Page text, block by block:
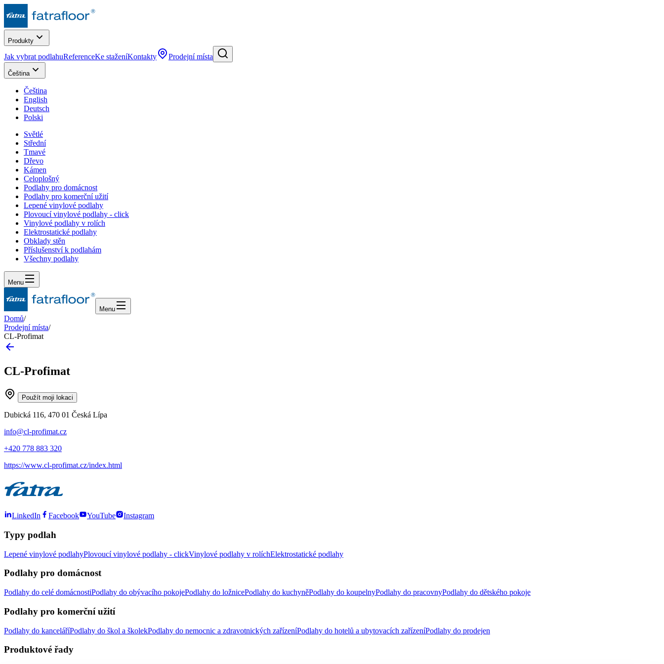
Produkty
Jak vybrat podlahuReferenceKe staženíKontakty Prodejní místa
Čeština
Čeština
English
Deutsch
Polski
Světlé
Střední
Tmavé
Dřevo
Kámen
Celoplošný
Podlahy pro domácnost
Podlahy pro komerční užití
Lepené vinylové podlahy
Plovoucí vinylové podlahy - click
Vinylové podlahy v rolích
Elektrostatické podlahy
Obklady stěn
Příslušenství k podlahám
Všechny podlahy
Menu
Menu
Domů/
Prodejní místa/
CL-Profimat
CL-Profimat
Použít moji lokaci
Dubická 116, 470 01 Česká Lípa
info@cl-profimat.cz
+420 778 883 320
https://www.cl-profimat.cz/index.html
LinkedIn Facebook YouTube Instagram
Typy podlah
Lepené vinylové podlahyPlovoucí vinylové podlahy - clickVinylové podlahy v rolíchElektrostatické podlahy
Podlahy pro domácnost
Podlahy do celé domácnostiPodlahy do obývacího pokojePodlahy do ložnicePodlahy do kuchyněPodlahy do koupelnyPodlahy do pracovnyPodlahy do dětského pokoje
Podlahy pro komerční užití
Podlahy do kanceláříPodlahy do škol a školekPodlahy do nemocnic a zdravotnických zařízeníPodlahy do hotelů a ubytovacích zařízeníPodlahy do prodejen
Produktové řady